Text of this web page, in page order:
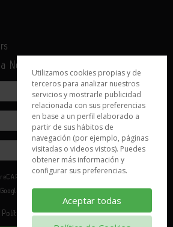
Newsletter
y se aplican la
Política de Privacidad
Utilizamos cookies propias y de
terceros para analizar nuestros
servicios y mostrarle publicidad
relacionada con sus preferencias
en base a un perfil elaborado a
partir de sus hábitos de
navegación (por ejemplo, páginas
visitadas o videos vistos). Puedes
obtener más información y
configurar sus preferencias.
Aceptar todas